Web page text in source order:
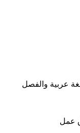
عربية والفصل
عمل